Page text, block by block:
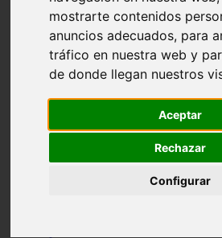
mostrarte contenidos
anuncios adecuados, para
tráfico en nuestra web y
de donde llegan nuestros
Aceptar
Rechazar
Configurar
protagonistas
abandono
adopci n
ferias
snacks
iberzoo propet
estanques